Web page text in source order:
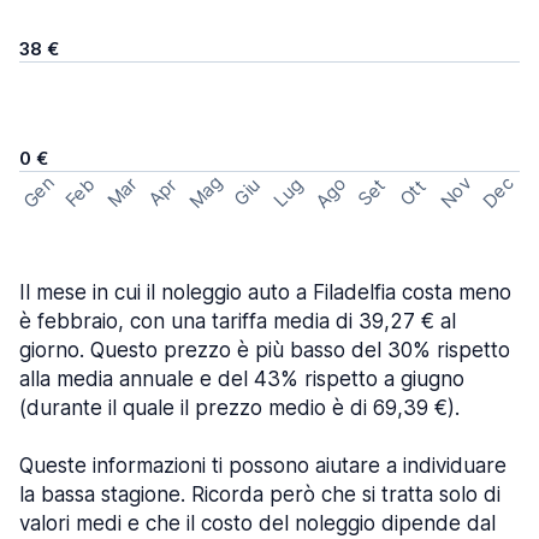
38 €
0 €
Gen Feb Mar Apr Mag Giu Lug Ago Set Ott Nov Dec
Il mese in cui il noleggio auto a Filadelfia costa meno
è febbraio, con una tariffa media di 39,27 € al
giorno. Questo prezzo è più basso del 30% rispetto
alla media annuale e del 43% rispetto a giugno
(durante il quale il prezzo medio è di 69,39 €).
Queste informazioni ti possono aiutare a individuare
la bassa stagione. Ricorda però che si tratta solo di
valori medi e che il costo del noleggio dipende dal